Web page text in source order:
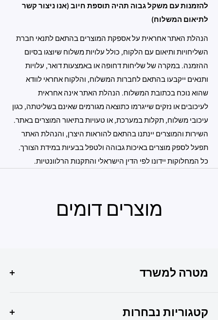
להזמנות עם משקל גבוה תהיה תוספת חיוב (אנו ניצור קשר
לתיאום המשלוח)
הנהלת האתר אחראית על אספקת המוצרים בהתאם לתנאי חברת
השליחויות ותיאום עם הלקוח, כולל עלויות משלוח שיוצגו בסיום
ההזמנה. במקרה של שליחות דחופה או באמצעות דואר, עלויות
ותנאים ייקבעו בהתאם לחברות המשלוח, והלקוח אחראי לוודא
שהוא נוכח בכתובת המשלוח. הנהלת האתר אינה אחראית
לעיכובים או נזקים שייגרמו כתוצאה מגורמים שאינם בשליטתה, כגון
עיכובי משלוח, תקלות במערכת, או טעויות בתיאור המוצרים באתר.
השירות והמוצרים יינתנו בהתאם להוראות היצרן, והנהלת האתר
תפעל לספק מוצרים באיכות גבוהה ולטפל בבעיות במידת הצורך.
כל המחלוקות יידונו לפי הדין הישראלי והתקנות הרלוונטיות.
מוצרים דומים
מטרה למשרד
ומקצועיות במקום אחד !
קטגוריות נבחרות